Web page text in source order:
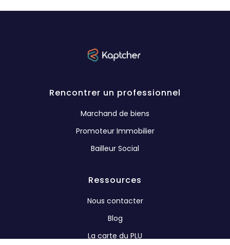
Rencontrer un professionnel
Marchand de biens
Promoteur Immobilier
Bailleur Social
Ressources
Nous contacter
Blog
La carte du PLU